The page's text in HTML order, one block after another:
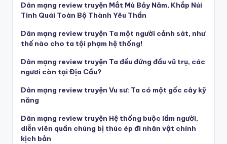
Dân mạng review truyện Mắt Mù Bảy Năm, Khắp Núi
Tinh Quái Toàn Bộ Thành Yêu Thần
Dân mạng review truyện Ta một người cảnh sát, như
thế nào cho ta tội phạm hệ thống!
Dân mạng review truyện Ta đều đứng đầu vũ trụ, các
ngươi còn tại Địa Cầu?
Dân mạng review truyện Vu sư: Ta có một gốc cây kỹ
năng
Dân mạng review truyện Hệ thống buộc lầm người,
diễn viên quần chúng bị thúc ép đi nhân vật chính
kịch bản